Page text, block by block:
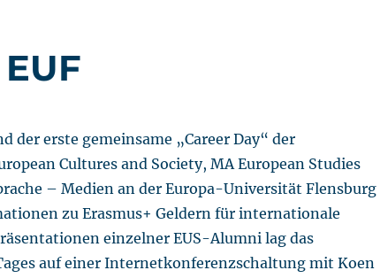
der erste gemeinsame „Career Day“ der
Cultures and Society, MA European Studies
– Medien an der Europa-Universität Flensburg
zu Erasmus+ Geldern für internationale
einzelner EUS-Alumni lag das
auf einer Internetkonferenzschaltung mit Koen